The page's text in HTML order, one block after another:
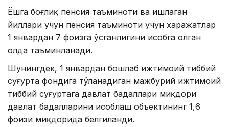
Ёшга боғлиқ пенсия таъминоти ва ишлаган
йиллари учун пенсия таъминоти учун харажатлар
1 январдан 7 фоизга ўсганлигини ҳисобга олган
ҳолда таъминланади.
Шунингдек, 1 январдан бошлаб ижтимоий тиббий
суғурта фондига тўланадиган мажбурий ижтимоий
тиббий суғуртага давлат бадаллари миқдори
давлат бадалларини ҳисоблаш объектининг 1,6
фоизи миқдорида белгиланди.